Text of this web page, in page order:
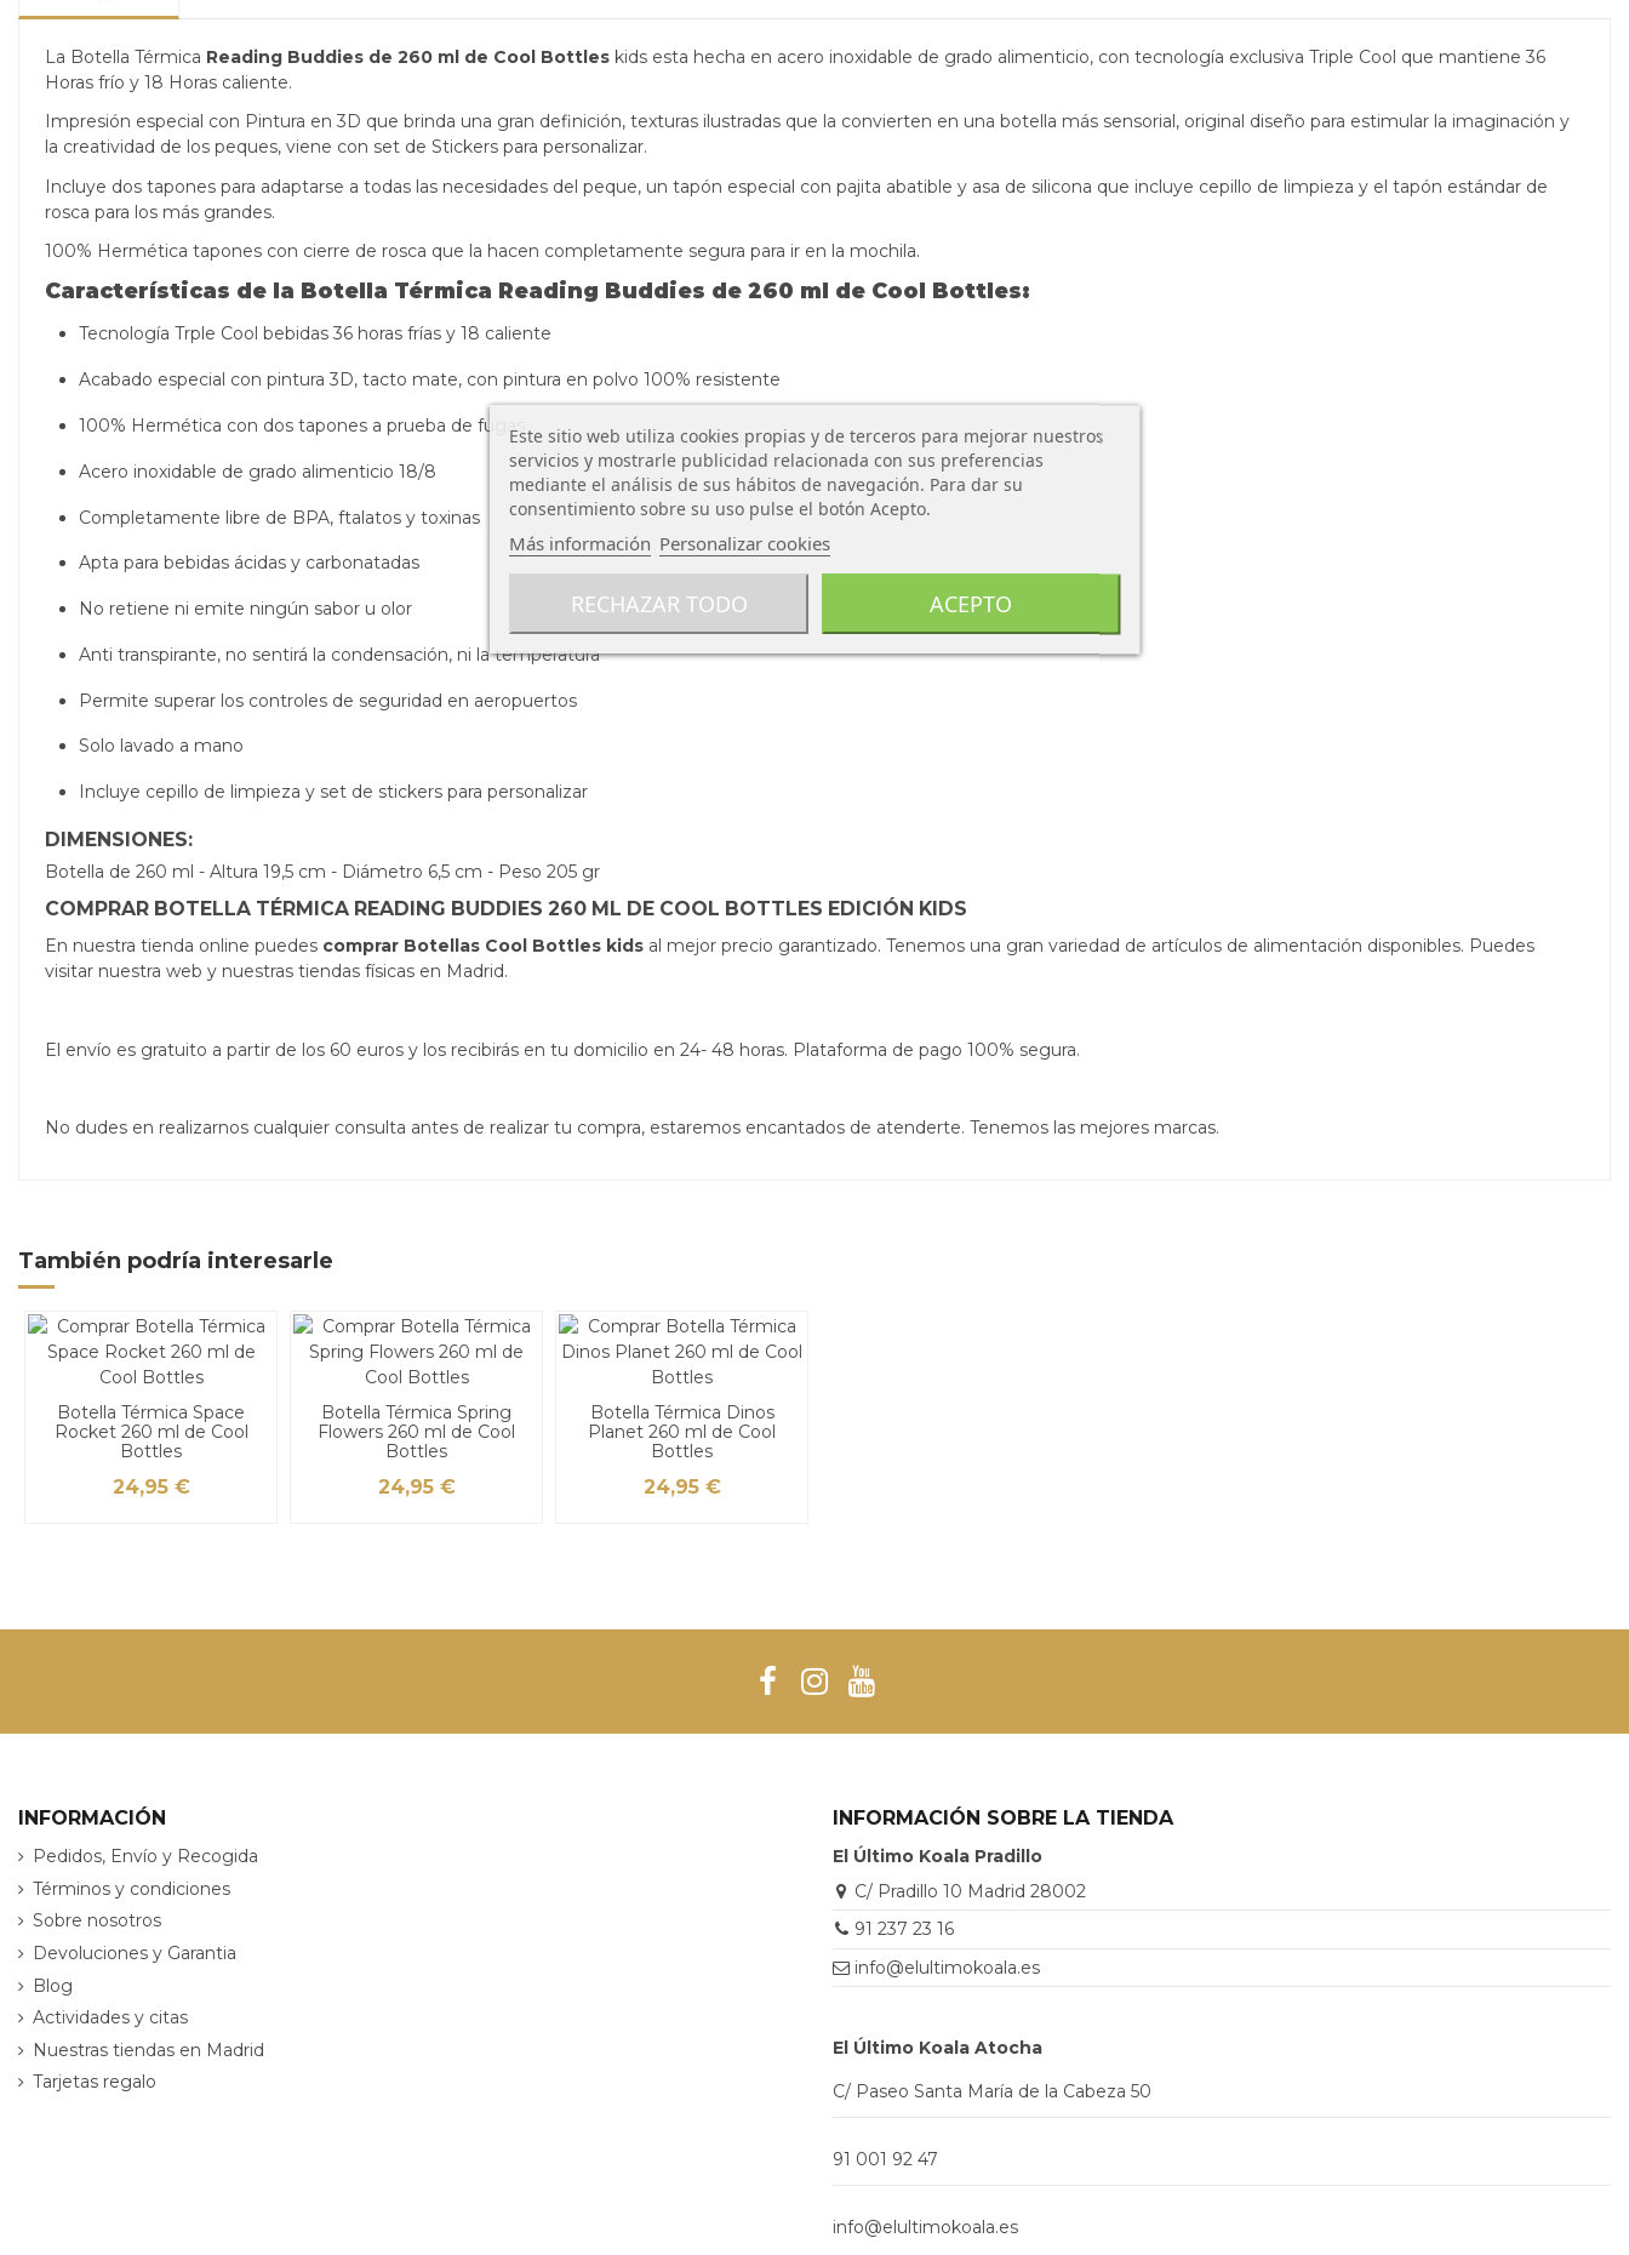
La Botella Térmica Reading Buddies de 260 ml de Cool Bottles kids esta hecha en acero inoxidable de grado alimenticio, con tecnología exclusiva Triple Cool que mantiene 36
Horas frío y 18 Horas caliente.
Impresión especial con Pintura en 3D que brinda una gran definición, texturas ilustradas que la convierten en una botella más sensorial, original diseño para estimular la imaginación y
la creatividad de los peques, viene con set de Stickers para personalizar.
Incluye dos tapones para adaptarse a todas las necesidades del peque, un tapón especial con pajita abatible y asa de silicona que incluye cepillo de limpieza y el tapón estándar de
rosca para los más grandes.
100% Hermética tapones con cierre de rosca que la hacen completamente segura para ir en la mochila.
Características de la Botella Térmica Reading Buddies de 260 ml de Cool Bottles:
Tecnología Trple Cool bebidas 36 horas frías y 18 caliente
Acabado especial con pintura 3D, tacto mate, con pintura en polvo 100% resistente
100% Hermética con dos tapones a prueba de fugas
Acero inoxidable de grado alimenticio 18/8
Completamente libre de BPA, ftalatos y toxinas
Apta para bebidas ácidas y carbonatadas
No retiene ni emite ningún sabor u olor
Anti transpirante, no sentirá la condensación, ni la temperatura
Permite superar los controles de seguridad en aeropuertos
Solo lavado a mano
Incluye cepillo de limpieza y set de stickers para personalizar
DIMENSIONES:
Botella de 260 ml - Altura 19,5 cm - Diámetro 6,5 cm - Peso 205 gr
COMPRAR BOTELLA TÉRMICA READING BUDDIES 260 ML DE COOL BOTTLES EDICIÓN KIDS
En nuestra tienda online puedes comprar Botellas Cool Bottles kids al mejor precio garantizado. Tenemos una gran variedad de artículos de alimentación disponibles. Puedes
visitar nuestra web y nuestras tiendas físicas en Madrid.
El envío es gratuito a partir de los 60 euros y los recibirás en tu domicilio en 24- 48 horas. Plataforma de pago 100% segura.
No dudes en realizarnos cualquier consulta antes de realizar tu compra, estaremos encantados de atenderte. Tenemos las mejores marcas.
También podría interesarle
Botella Térmica Space
Rocket 260 ml de Cool
Bottles
24,95 €
Botella Térmica Spring
Flowers 260 ml de Cool
Bottles
24,95 €
Botella Térmica Dinos
Planet 260 ml de Cool
Bottles
24,95 €
INFORMACIÓN
Pedidos, Envío y Recogida
Términos y condiciones
Sobre nosotros
Devoluciones y Garantia
Blog
Actividades y citas
Nuestras tiendas en Madrid
Tarjetas regalo
INFORMACIÓN SOBRE LA TIENDA
El Último Koala Pradillo
C/ Pradillo 10 Madrid 28002
91 237 23 16
info@elultimokoala.es
El Último Koala Atocha
C/ Paseo Santa María de la Cabeza 50
91 001 92 47
info@elultimokoala.es
Este sitio web utiliza cookies propias y de terceros para mejorar nuestros
servicios y mostrarle publicidad relacionada con sus preferencias
mediante el análisis de sus hábitos de navegación. Para dar su
consentimiento sobre su uso pulse el botón Acepto.
Más información Personalizar cookies
RECHAZAR TODO ACEPTO